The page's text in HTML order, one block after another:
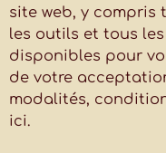
site web, y compris
les outils et tous
disponibles pour
de votre
modalités,
ici.